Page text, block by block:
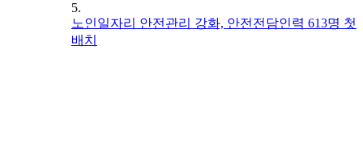
5.
노인일자리 안전관리 강화, 안전전담인력 613명 첫
배치